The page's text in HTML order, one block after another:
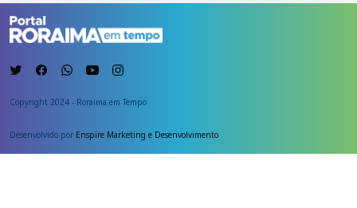
Copyright 2024 - Roraima em Tempo
Desenvolvido por Enspire Marketing e Desenvolvimento